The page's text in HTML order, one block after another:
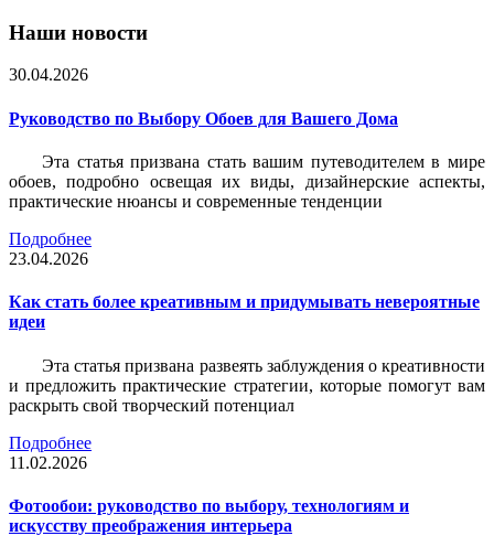
Наши новости
30.04.2026
Руководство по Выбору Обоев для Вашего Дома
Эта статья призвана стать вашим путеводителем в мире
обоев, подробно освещая их виды, дизайнерские аспекты,
практические нюансы и современные тенденции
Подробнее
23.04.2026
Как стать более креативным и придумывать невероятные
идеи
Эта статья призвана развеять заблуждения о креативности
и предложить практические стратегии, которые помогут вам
раскрыть свой творческий потенциал
Подробнее
11.02.2026
Фотообои: руководство по выбору, технологиям и
искусству преображения интерьера